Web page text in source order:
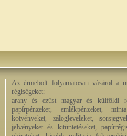
Az érmebolt folyamatosan vásárol a
régiségeket:
arany és ezüst magyar és külföldi
papírpénzeket, emlékpénzeket,
kötvényeket, zálogleveleket,
jelvényeket és kitüntetéseket,